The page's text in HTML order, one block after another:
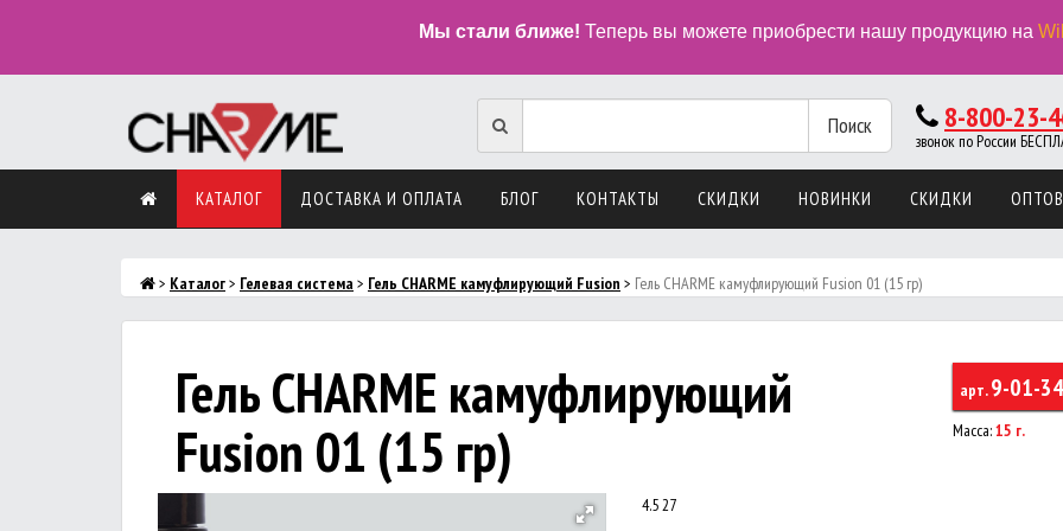
Мы стали ближе! Теперь вы можете приобрести нашу продукцию на
Поиск 8-800-23-
звонок по России
КАТАЛОГ ДОСТАВКА И ОПЛАТА БЛОГ КОНТАКТЫ СКИДКИ НОВИНКИ СКИДКИ
> Каталог> Гелевая система > Гель CHARME камуфлирующий Fusion > Гель CHARME камуфлирующий Fusion 01 (15 гр)
Гель CHARME камуфлирующий
Fusion 01 (15 гр)
арт.9-01-34
Масса:15 г.
4.527